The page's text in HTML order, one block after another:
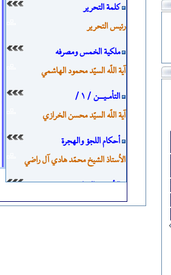
كلمة التحرير
رئيس التحرير
ملكية الخمس ومصرفه
آية اللّه‏ السيّد محمود الهاشمي
التأمـيــن / 1 /
آية اللّه‏ السيّد محسن الخرازي
أحكام اللجؤ والهجرة
الاُستاذ الشيخ محمّد هادي آل راضي
الأرضون الموات
آية اللّه‏ الشيخ الرضواني